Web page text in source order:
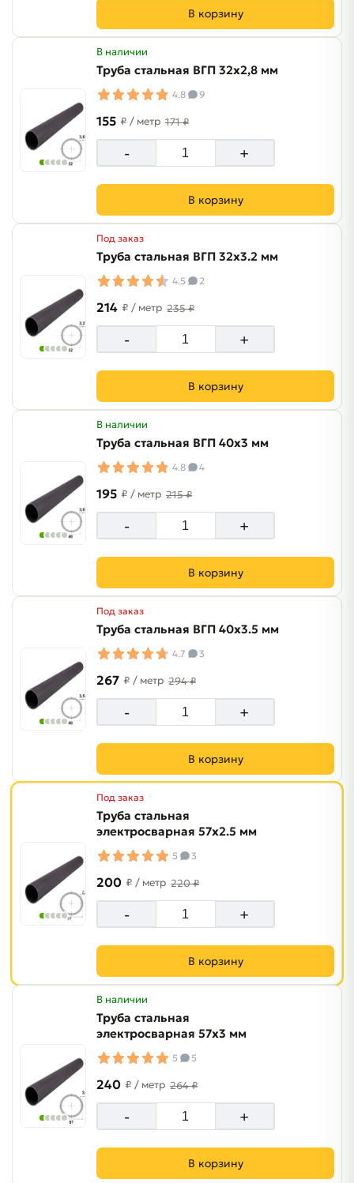
В корзину
В наличии
Труба стальная ВГП 32х2,8 мм
4.8 9
155 ₽ / метр 171 ₽
- +
В корзину
Под заказ
Труба стальная ВГП 32х3.2 мм
4.5 2
214 ₽ / метр 235 ₽
- +
В корзину
В наличии
Труба стальная ВГП 40х3 мм
4.8 4
195 ₽ / метр 215 ₽
- +
В корзину
Под заказ
Труба стальная ВГП 40х3.5 мм
4.7 3
267 ₽ / метр 294 ₽
- +
В корзину
Под заказ
Труба стальная
электросварная 57х2.5 мм
5 3
200 ₽ / метр 220 ₽
- +
В корзину
В наличии
Труба стальная
электросварная 57х3 мм
5 5
240 ₽ / метр 264 ₽
- +
В корзину